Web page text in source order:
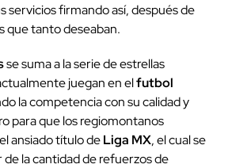
servicios firmando así, después de
que tanto deseaban.
se suma a la serie de estrellas
juegan en elfutbol
la competencia con su calidad y
para que los regiomontanos
ansiado título deLiga MX, el cual se
de la cantidad de refuerzos de